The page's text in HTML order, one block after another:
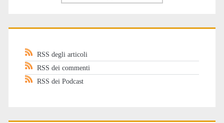
RSS degli articoli
RSS dei commenti
RSS dei Podcast